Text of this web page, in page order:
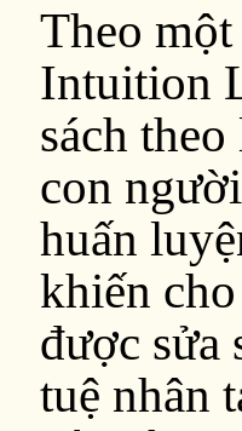
Theo
Intuition
sách
con
huấn
khiến
được sửa
tuệ nhân